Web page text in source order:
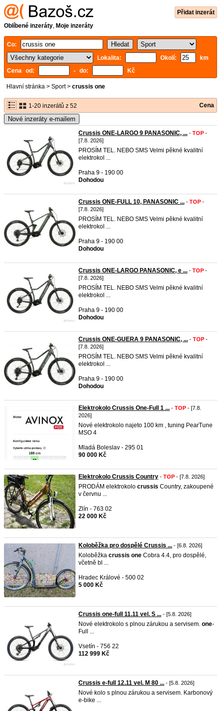
Přidat inzerát
Oblíbené inzeráty, Moje inzeráty
Co:
Lokalita:
Okolí:
km
Cena od:
- do: Kč
Hlavní stránka > Sport> crussis one
1-20 inzerátů z 52 Cena
Nové inzeráty e-mailem
Crussis ONE-LARGO 9 PANASONIC, ... - TOP -
[7.8. 2026]
PROSÍM TEL. NEBO SMS Velmi pěkné kvalitní
elektrokol ...
Praha 9 - 190 00
Dohodou
Crussis ONE-FULL 10, PANASONIC ... - TOP -
[7.8. 2026]
PROSÍM TEL. NEBO SMS Velmi pěkné kvalitní
elektrokol ...
Praha 9 - 190 00
Dohodou
Crussis ONE-LARGO PANASONIC, e ... - TOP -
[7.8. 2026]
PROSÍM TEL. NEBO SMS Velmi pěkné kvalitní
elektrokol ...
Praha 9 - 190 00
Dohodou
Crussis ONE-GUERA 9 PANASONIC, ... - TOP -
[7.8. 2026]
PROSÍM TEL. NEBO SMS Velmi pěkné kvalitní
elektrokol ...
Praha 9 - 190 00
Dohodou
Elektrokolo Crussis One-Full 1 ... - TOP - [7.8.
2026]
Nové elektrokolo najeto 100 km , tuning PearTune
MSO 4
Mladá Boleslav - 295 01
90 000 Kč
Elektrokolo Crussis Country - TOP - [7.8. 2026]
PRODÁM elektrokolo crussis Country, zakoupené
v červnu ...
Zlín - 763 02
22 000 Kč
Koloběžka pro dospělé Crussis ... - [6.8. 2026]
Koloběžka crussis one Cobra 4.4, pro dospělé,
včetně bl ...
Hradec Králové - 500 02
5 000 Kč
Crussis one-full 11.11 vel. S ... - [5.8. 2026]
Nové elektrokolo s plnou zárukou a servisem. one-
Full ...
Vsetín - 756 22
112 999 Kč
Crussis e-full 12.11 vel. M 80 ... - [5.8. 2026]
Nové kolo s plnou zárukou a servisem. Karbonový
e-bike ...